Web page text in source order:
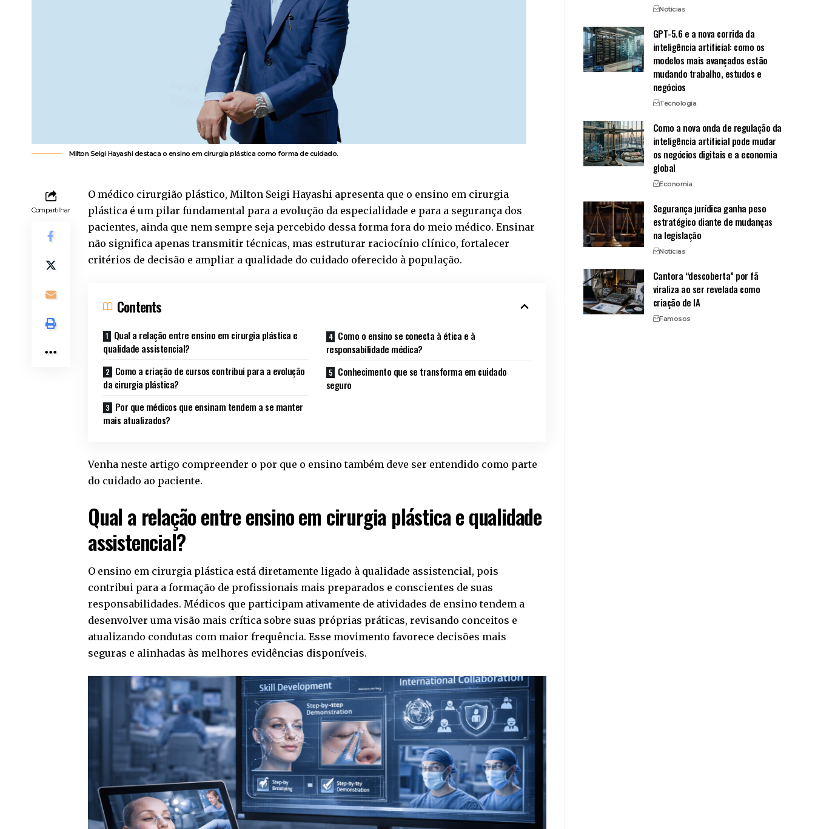
Milton Seigi Hayashi destaca o ensino em cirurgia plástica como forma de cuidado.
Compartilhar
O médico cirurgião plástico, Milton Seigi Hayashi apresenta que o ensino em cirurgia
plástica é um pilar fundamental para a evolução da especialidade e para a segurança dos
pacientes, ainda que nem sempre seja percebido dessa forma fora do meio médico. Ensinar
não significa apenas transmitir técnicas, mas estruturar raciocínio clínico, fortalecer
critérios de decisão e ampliar a qualidade do cuidado oferecido à população.
Contents
Qual a relação entre ensino em cirurgia plástica e
qualidade assistencial?
Como a criação de cursos contribui para a evolução
da cirurgia plástica?
Por que médicos que ensinam tendem a se manter
mais atualizados?
Como o ensino se conecta à ética e à
responsabilidade médica?
Conhecimento que se transforma em cuidado
seguro
Venha neste artigo compreender o por que o ensino também deve ser entendido como parte
do cuidado ao paciente.
Qual a relação entre ensino em cirurgia plástica e qualidade
assistencial?
O ensino em cirurgia plástica está diretamente ligado à qualidade assistencial, pois
contribui para a formação de profissionais mais preparados e conscientes de suas
responsabilidades. Médicos que participam ativamente de atividades de ensino tendem a
desenvolver uma visão mais crítica sobre suas próprias práticas, revisando conceitos e
atualizando condutas com maior frequência. Esse movimento favorece decisões mais
seguras e alinhadas às melhores evidências disponíveis.
Notícias
GPT-5.6 e a nova corrida da
inteligência artificial: como os
modelos mais avançados estão
mudando trabalho, estudos e
negócios
Tecnologia
Como a nova onda de regulação da
inteligência artificial pode mudar
os negócios digitais e a economia
global
Economia
Segurança jurídica ganha peso
estratégico diante de mudanças
na legislação
Notícias
Cantora “descoberta” por fã
viraliza ao ser revelada como
criação de IA
Famosos